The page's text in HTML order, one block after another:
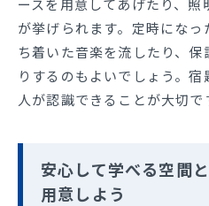
ースを用意してあげたり、
が挙げられます。定時にな
ち着いた音楽を流したり、
りするのもよいでしょう。
人が認識できることが大切で
安心して学べる空間
用意しよう